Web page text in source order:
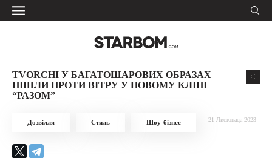
TVORCHI У БАГАТОШАРОВИХ ОБРАЗАХ
ПІШЛИ ПРОТИ ВІТРУ У НОВОМУ КЛІПІ
“РАЗОМ”
Дозвілля Стиль Шоу-бізнес 21 Листопада 2023